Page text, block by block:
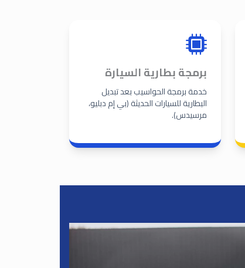
برمجة بطارية السيارة
خدمة برمجة الحواسيب بعد تبديل
البطارية للسيارات الحديثة (بي إم دبليو،
مرسيدس).